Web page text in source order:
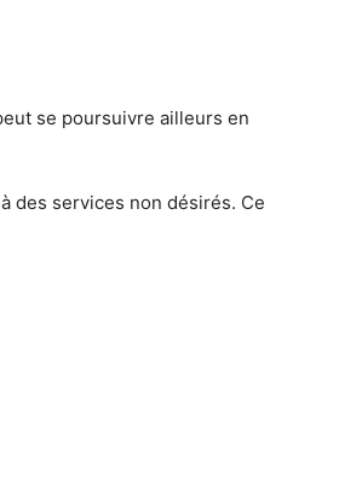
se poursuivre ailleurs en
des services non désirés. Ce